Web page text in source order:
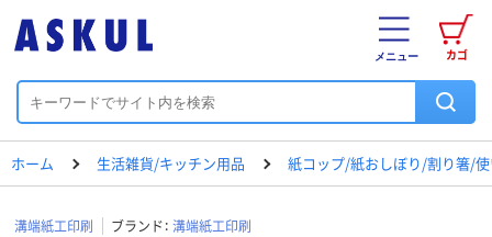
カゴ
メニュー
ホーム 生活雑貨/キッチン用品 紙コップ/紙おしぼり/割り箸/
溝端紙工印刷 ブランド： 溝端紙工印刷